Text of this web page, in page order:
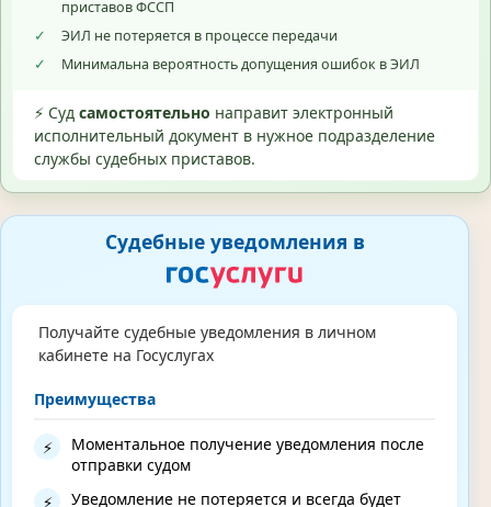
приставов ФССП
✓
ЭИЛ не потеряется в процессе передачи
✓
Минимальна вероятность допущения ошибок в ЭИЛ
⚡ Суд самостоятельно направит электронный
исполнительный документ в нужное подразделение
службы судебных приставов.
Судебные уведомления в
Получайте судебные уведомления в личном
кабинете на Госуслугах
Преимущества
⚡
Моментальное получение уведомления после
отправки судом
⚡
Уведомление не потеряется и всегда будет